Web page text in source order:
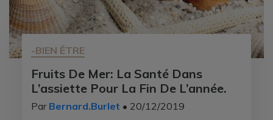
-BIEN ÊTRE
Fruits De Mer: La Santé Dans
L’assiette Pour La Fin De L’année.
Par Bernard.Burlet • 20/12/2019